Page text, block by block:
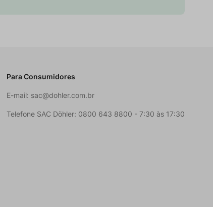
Para Consumidores
E-mail: sac@dohler.com.br
Telefone SAC Döhler: 0800 643 8800 - 7:30 às 17:30